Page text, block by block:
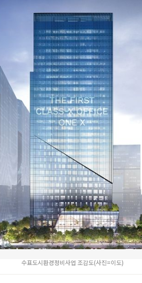
수표도시환경정비사업 조감도(사진=이도)